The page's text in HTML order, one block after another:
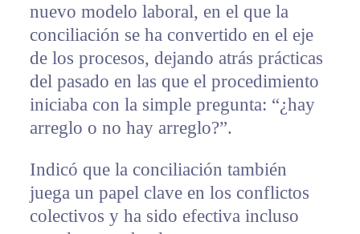
nuevo modelo laboral, en el que la
conciliación se ha convertido en el eje
de los procesos, dejando atrás prácticas
del pasado en las que el procedimiento
iniciaba con la simple pregunta: “¿hay
arreglo o no hay arreglo?”.
Indicó que la conciliación también
juega un papel clave en los conflictos
colectivos y ha sido efectiva incluso